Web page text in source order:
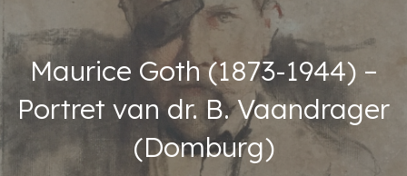
Maurice Goth (1873-1944) –
Portret van dr. B. Vaandrager
(Domburg)